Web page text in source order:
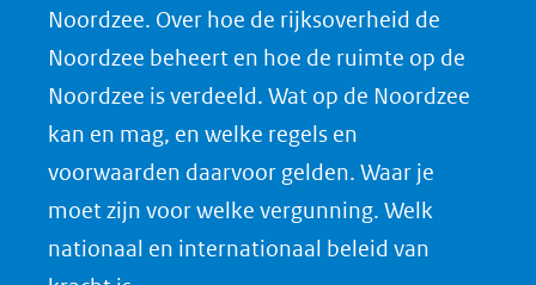
F
a
c
e
b
o
o
L
i
n
k
e
d
I
X
(opent
in
nieuw
venster)
(verwijst
naar
d
P
D
F
Noordzee. Over hoe de rijksoverheid de
Noordzee beheert en hoe de ruimte op de
Noordzee is verdeeld. Wat op de Noordzee
kan en mag, en welke regels en
voorwaarden daarvoor gelden. Waar je
moet zijn voor welke vergunning. Welk
nationaal en internationaal beleid van